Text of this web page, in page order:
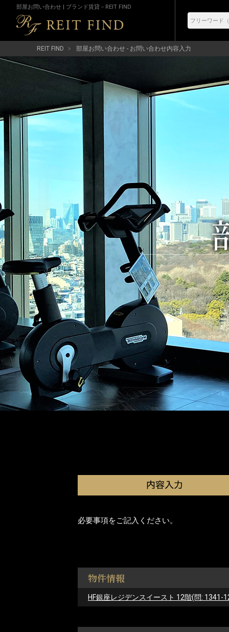
部屋お問い合わせ | ブランド賃貸－REIT FIND
REIT FIND 部屋お問い合わせ - お問い合わせ内容入力
必要事項をご記入ください。
物件情報
HF銀座レジデンスイースト 12階(問: 1341-